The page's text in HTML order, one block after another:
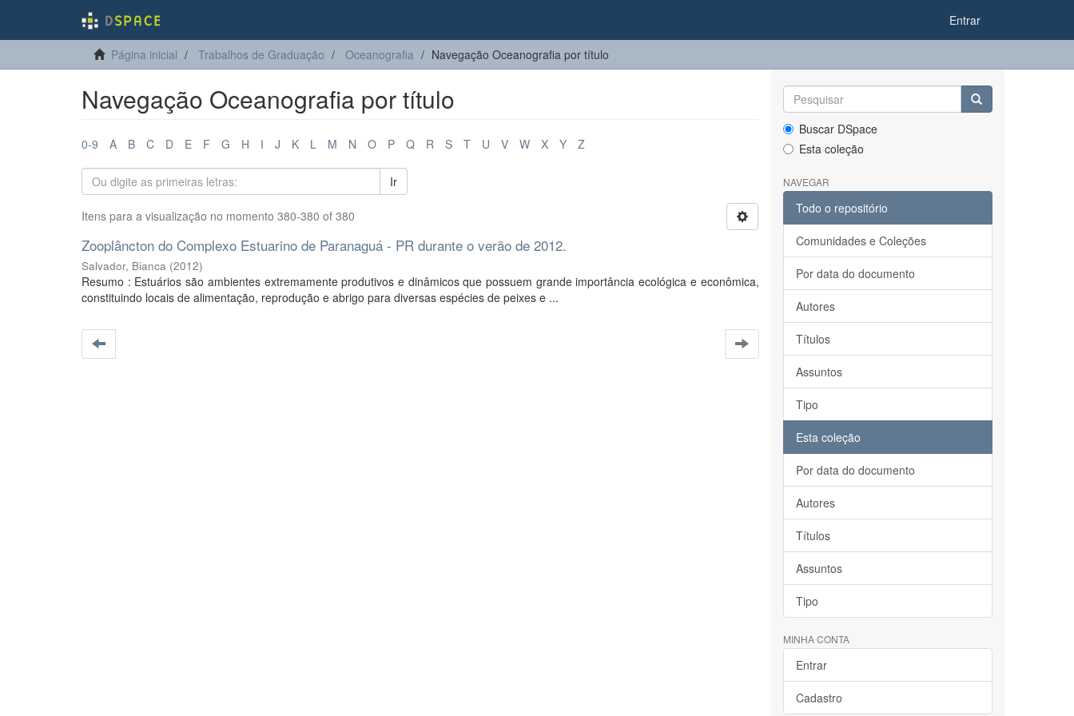
Entrar
Página inicial Trabalhos de Graduação Oceanografia Navegação Oceanografia por título
Navegação Oceanografia por título
0-9 A B C D E F G H I J K L M N O P Q R S T U V W X Y Z
Ir
Itens para a visualização no momento 380-380 of 380
Zooplâncton do Complexo Estuarino de Paranaguá - PR durante o verão de 2012.
Salvador, Bianca (2012)
Resumo : Estuários são ambientes extremamente produtivos e dinâmicos que possuem grande importância ecológica e econômica,
constituindo locais de alimentação, reprodução e abrigo para diversas espécies de peixes e ...
Buscar DSpace
Esta coleção
NAVEGAR
Todo o repositório
Comunidades e Coleções
Por data do documento
Autores
Títulos
Assuntos
Tipo
Esta coleção
Por data do documento
Autores
Títulos
Assuntos
Tipo
MINHA CONTA
Entrar
Cadastro